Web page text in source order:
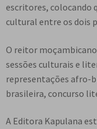
escritores, colocando
cultural entre os dois
O reitor
sessões culturais e
representações afro-
brasileira, concurso
A Editora Kapulana